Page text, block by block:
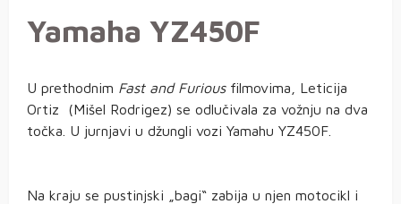
Yamaha YZ450F
U prethodnim Fast and Furiousfilmovima, Leticija
Ortiz (Mišel Rodrigez) se odlučivala za vožnju na dva
točka. U jurnjavi u džungli vozi Yamahu YZ450F.
Na kraju se pustinjski „bagi“ zabija u njen motocikl i